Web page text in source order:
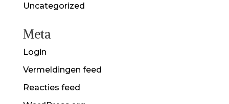
Uncategorized
Meta
Login
Vermeldingen feed
Reacties feed